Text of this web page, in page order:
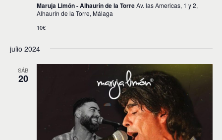
Maruja Limón - Alhaurín de la TorreAv. las Americas, 1 y 2,
Alhaurín de la Torre, Málaga
10€
julio 2024
SÁB
20